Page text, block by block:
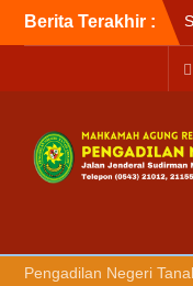
Berita Terakhir :
Pengadilan Negeri